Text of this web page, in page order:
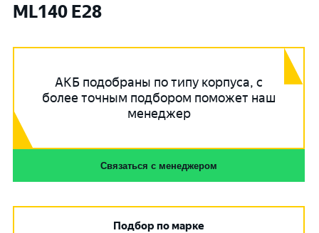
ML140 E28
АКБ подобраны по типу корпуса, с
более точным подбором поможет наш
менеджер
Связаться с менеджером
Подбор по марке